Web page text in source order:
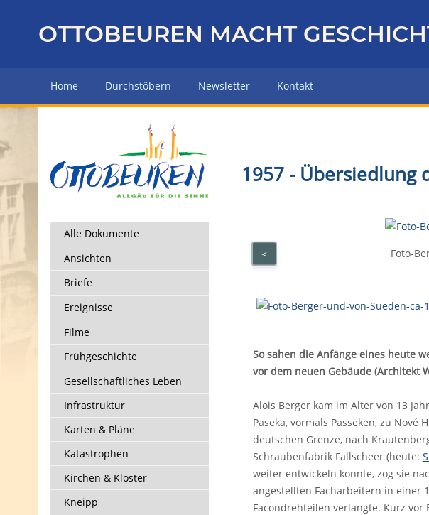
z
r
H
u
p
e
OTTOBEUREN MACHT
Home Durchstöbern Newsletter Kontakt
Alle Dokumente
Ansichten
Briefe
Ereignisse
Filme
Frühgeschichte
Gesellschaftliches Leben
Infrastruktur
Karten & Pläne
Katastrophen
Kirchen & Kloster
Kneipp
1957 - Übersiedlung
Foto-
<
So sahen die Anfänge eines heute
vor dem neuen Gebäude (Architekt
Alois Berger kam im Alter von 13
Paseka, vormals Passeken, zu
deutschen Grenze, nach
Schraubenfabrik Fallscheer (heute:
weiter entwickeln konnte, zog sie
angestellten Facharbeitern in einer
Facondrehteilen verlangte. Kurz